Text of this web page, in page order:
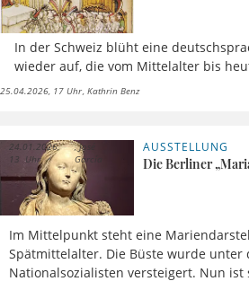
In der Schweiz blüht eine
wieder auf, die vom Mittelalter bis
25.04.2026, 17 Uhr Kathrin Benz
AUSSTELLUNG
Die Berliner
Im Mittelpunkt steht eine
Spätmittelalter. Die Büste wurde unter
Nationalsozialisten versteigert. Nun
24.01.2026,
13 Uhr
José
García